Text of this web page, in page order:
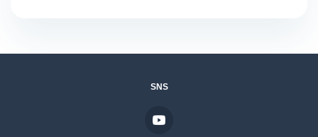
SNS